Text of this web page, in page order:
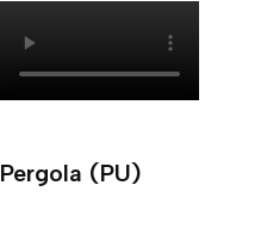
Pergola (PU)